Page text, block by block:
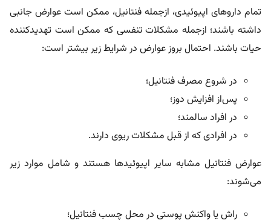
تمام داروهای اپیوئیدی، ازجمله فنتانیل، ممکن است عوارض جانبی
داشته باشند؛ ازجمله مشکلات تنفسی که ممکن است تهدیدکننده
حیات باشند. احتمال بروز عوارض در شرایط زیر بیشتر است:
در شروع مصرف فنتانیل؛
پس‌از افزایش دوز؛
در افراد سالمند؛
در افرادی که از قبل مشکلات ریوی دارند.
عوارض فنتانیل مشابه سایر اپیوئیدها هستند و شامل موارد زیر
می‌شوند:
راش یا واکنش پوستی در محل چسب فنتانیل؛